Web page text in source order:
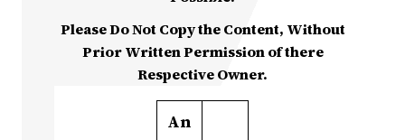
Please Do Not Copy the Content, Without
Prior Written Permission of there
Respective Owner.
An